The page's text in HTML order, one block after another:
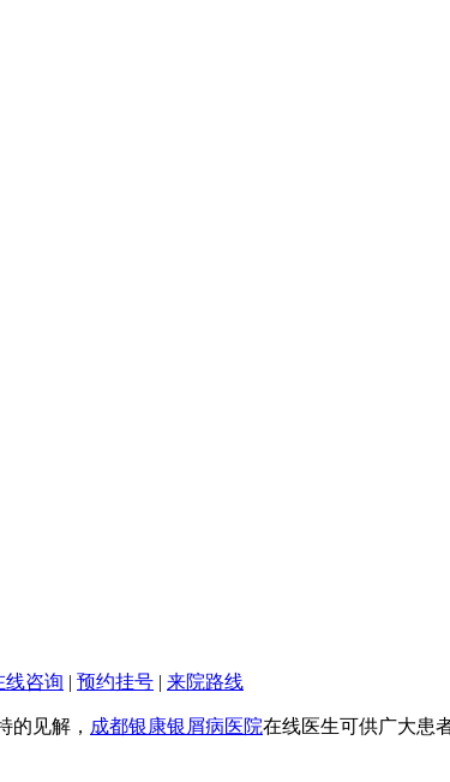
线咨询 | 预约挂号 | 来院路线
的见解， 成都银康银屑病医院在线医生可供广大患